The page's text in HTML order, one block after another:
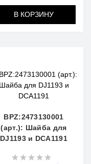
В КОРЗИНУ
BPZ:2473130001
(арт.): Шайба для
DJ1193 и DCA1191